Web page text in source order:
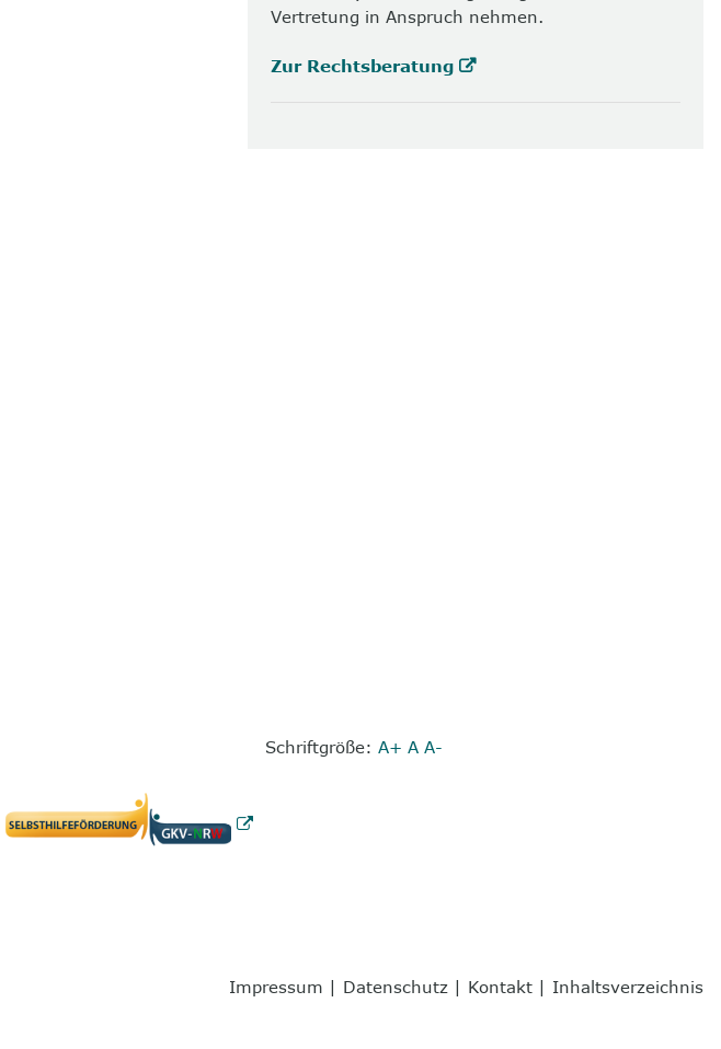
Vertretung in Anspruch nehmen.
Zur Rechtsberatung
Impressum Datenschutz Kontakt Inhaltsverzeichnis
Schriftgröße: A+ A A-